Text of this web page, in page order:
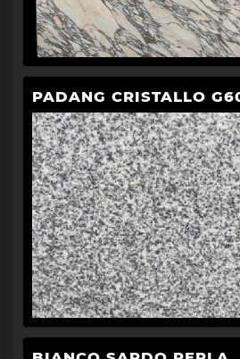
PADANG CRISTALLO